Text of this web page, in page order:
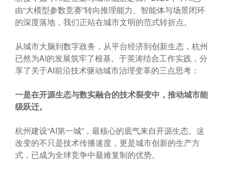
由“大模型参数竞赛”转向推理能力、智能体与场景闭环
的深度落地，我们正站在城市文明的范式转折点。
从城市大脑到数字政务，从平台经济到创新生态，杭州
已然为AI的发展筑牢了根基。于英涛结合工作实践，分
享了关于AI前沿技术驱动城市治理变革的三点思考：
一是在开源生态与数实融合的技术裂变中，推动城市能
级跃迁。
杭州建设“AI第一城”，最核心的底气来自开源生态。这
改变的不只是技术传播速度，更是城市创新的生产方
式，已成为全球竞争中最难复制的优势。